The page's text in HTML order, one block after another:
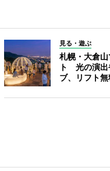
見る・遊ぶ
札幌・大倉
ト 光の演出
ブ、リフト